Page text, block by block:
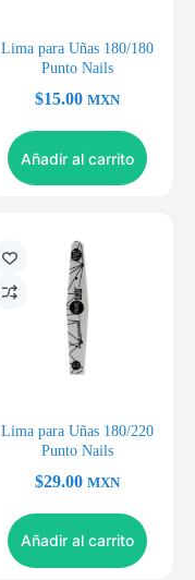
Lima para Uñas 180/180
Punto Nails
$15.00 MXN
Añadir al carrito
Lima para Uñas 180/220
Punto Nails
$29.00 MXN
Añadir al carrito